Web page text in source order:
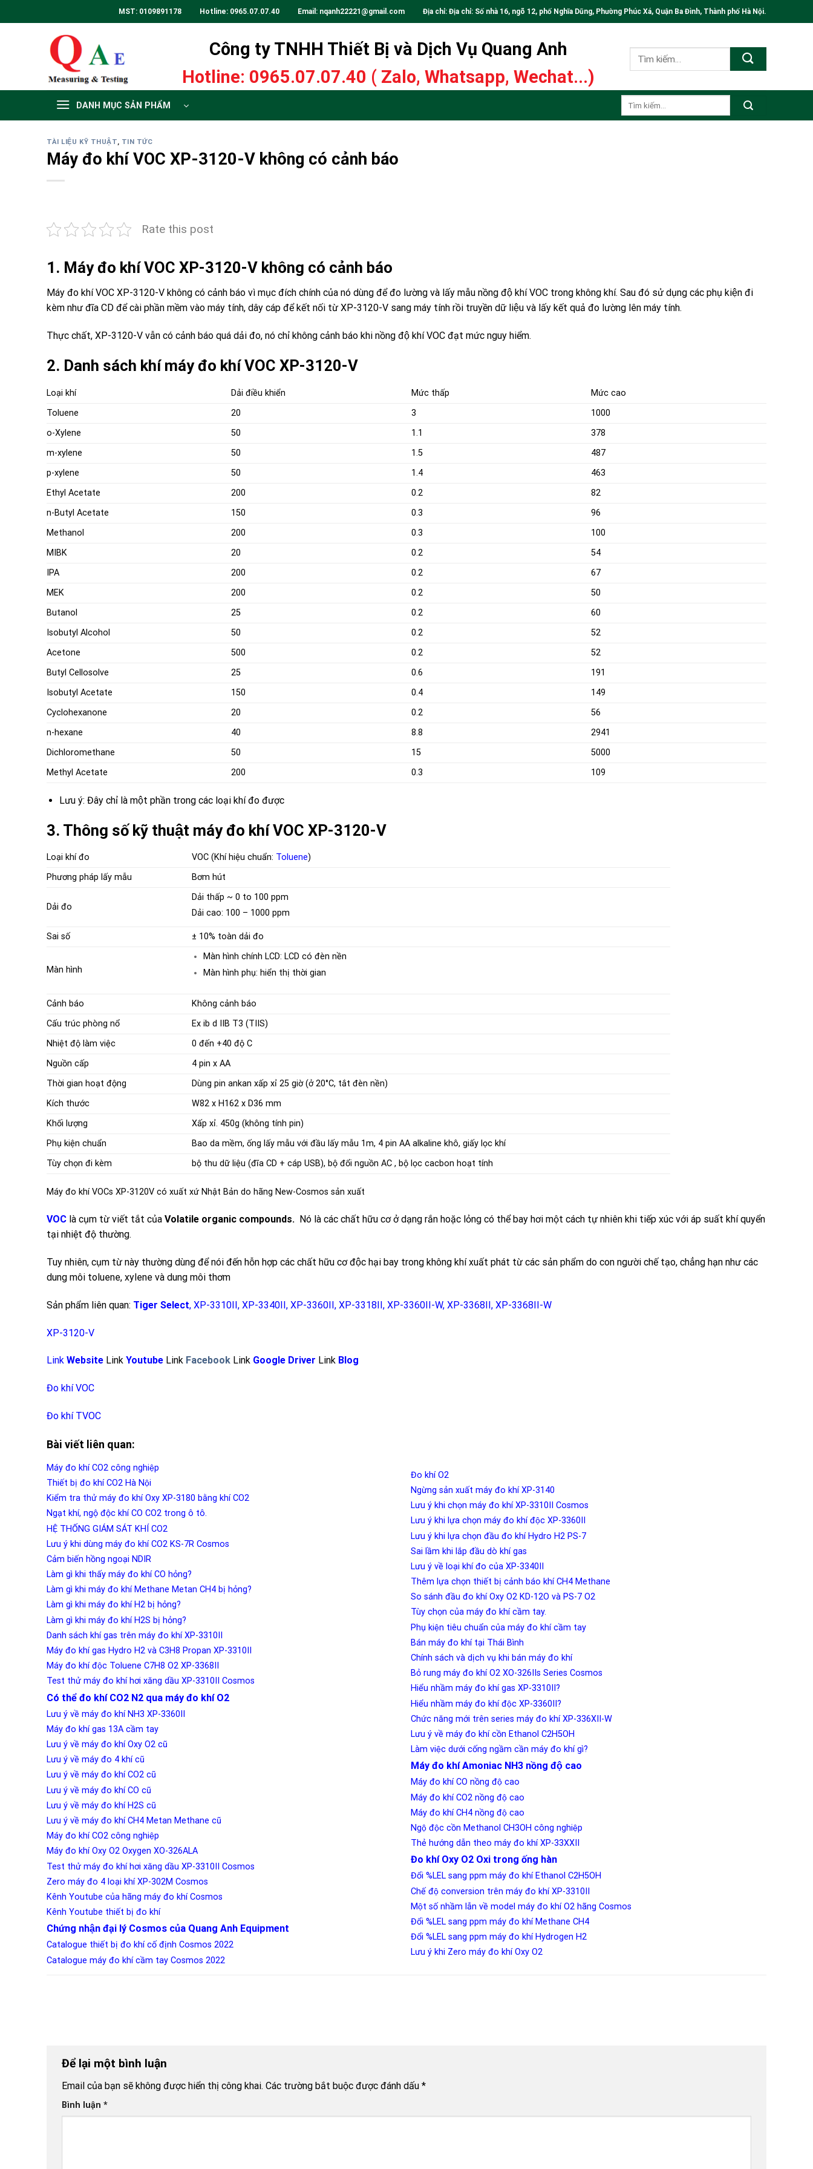
to
MST: 0109891178 Hotline: 0965.07.07.40 Email: nqanh22221@gmail.com Địa chỉ: Địa chỉ: Số nhà 16, ngõ 12, phố Nghĩa Dũng, Phường Phúc Xá, Quận Ba Đình, Thành phố Hà Nội.
Công ty TNHH Thiết Bị và Dịch Vụ Quang Anh
Hotline: 0965.07.07.40 ( Zalo, Whatsapp, Wechat...)
Tìm
DANH MỤC SẢN PHẨM
TÀI LIỆU KỸ THUẬT, TIN TỨC
Máy đo khí VOC XP-3120-V không có cảnh báo
Rate this post
1. Máy đo khí VOC XP-3120-V không có cảnh báo
Máy đo khí VOC XP-3120-V không có cảnh báo vì mục đích chính của nó dùng để đo lường và lấy mẫu nồng độ khí VOC trong không khí. Sau đó sử dụng các phụ kiện đi
kèm như đĩa CD để cài phần mềm vào máy tính, dây cáp để kết nối từ XP-3120-V sang máy tính rồi truyền dữ liệu và lấy kết quả đo lường lên máy tính.
Thực chất, XP-3120-V vẫn có cảnh báo quá dải đo, nó chỉ không cảnh báo khi nồng độ khí VOC đạt mức nguy hiểm.
2. Danh sách khí máy đo khí VOC XP-3120-V
Loại khí Dải điều khiển Mức thấp
Mức cao
Toluene
20 3
1000
o-Xylene
50 1.1
378
m-xylene
50 1.5
487
p-xylene
50 1.4
463
Ethyl Acetate
200 0.2
82
n-Butyl Acetate
150 0.3
96
Methanol
200 0.3
100
MIBK
20 0.2
54
IPA
200 0.2
67
MEK
200 0.2
50
Butanol
25 0.2
60
Isobutyl Alcohol
50 0.2
52
Acetone
500 0.2
52
Butyl Cellosolve
25 0.6
191
Isobutyl Acetate
150 0.4
149
Cyclohexanone
20 0.2
56
n-hexane
40 8.8
2941
Dichloromethane
50 15
5000
Methyl Acetate
200 0.3 109
Lưu ý: Đây chỉ là một phần trong các loại khí đo được
3. Thông số kỹ thuật máy đo khí VOC XP-3120-V
Loại khí đo VOC (Khí hiệu chuẩn: Toluene)
Phương pháp lấy mẫu
Bơm hút
Dải đo
Dải thấp ~ 0 to 100ppm
Dải cao: 100 – 1000 ppm
Sai số ± 10% toàn dải đo
Màn hình
Màn hình chính LCD: LCD có đèn nền
Màn hình phụ: hiển thị thời gian
Cảnh báo
Không cảnh báo
Cấu trúc phòng nổ
Ex ib d IIB T3 (TIIS)
Nhiệt độ làm việc
0 đến +40 độ C
Nguồn cấp
4pin x AA
Thời gian hoạt động
Dùng pin ankan xấp xỉ 25 giờ (ở 20°C, tắt đèn nền)
Kích thước
W82 x H162 x D36 mm
Khối lượng
Xấp xỉ. 450g (không tính pin)
Phụ kiện chuẩn
Bao da mềm,ống lấy mẫu với đầu lấy mẫu 1m, 4 pin AA alkaline khô,giấy lọc khí
Tùy chọn đi kèm
bộ thu dữ liệu (đĩa CD + cáp USB), bộ đổi nguồn AC , bộ lọc cacbon hoạt tính
Máy đo khí VOCs XP-3120V có xuất xứ Nhật Bản do hãng New-Cosmos sản xuất
VOC là cụm từ viết tắt của Volatile organic compounds. Nó là các chất hữu cơ ở dạng rắn hoặc lỏng có thể bay hơi một cách tự nhiên khi tiếp xúc với áp suất khí quyển
tại nhiệt độ thường.
Tuy nhiên, cụm từ này thường dùng để nói đến hỗn hợp các chất hữu cơ độc hại bay trong không khí xuất phát từ các sản phẩm do con người chế tạo, chẳng hạn như các
dung môi toluene, xylene và dung môi thơm
Sản phẩm liên quan: Tiger Select, XP-3310II, XP-3340II, XP-3360II, XP-3318II, XP-3360II-W, XP-3368II, XP-3368II-W
XP-3120-V
Link Website Link Youtube Link Facebook Link Google Driver Link Blog
Đo khí VOC
Đo khí TVOC
Bài viết liên quan:
Máy đo khí CO2 công nghiệp
Thiết bị đo khí CO2 Hà Nội
Kiểm tra thử máy đo khí Oxy XP-3180 bằng khí CO2
Ngạt khí, ngộ độc khí CO CO2 trong ô tô.
HỆ THỐNG GIÁM SÁT KHÍ CO2
Lưu ý khi dùng máy đo khí CO2 KS-7R Cosmos
Cảm biến hồng ngoại NDIR
Làm gì khi thấy máy đo khí CO hỏng?
Làm gì khi máy đo khí Methane Metan CH4 bị hỏng?
Làm gì khi máy đo khí H2 bị hỏng?
Làm gì khi máy đo khí H2S bị hỏng?
Danh sách khí gas trên máy đo khí XP-3310II
Máy đo khí gas Hydro H2 và C3H8 Propan XP-3310II
Máy đo khí độc Toluene C7H8 O2 XP-3368II
Test thử máy đo khí hơi xăng dầu XP-3310II Cosmos
Có thể đo khí CO2 N2 qua máy đo khí O2
Lưu ý về máy đo khí NH3 XP-3360II
Máy đo khí gas 13A cầm tay
Lưu ý về máy đo khí Oxy O2 cũ
Lưu ý về máy đo 4 khí cũ
Lưu ý về máy đo khí CO2 cũ
Lưu ý về máy đo khí CO cũ
Lưu ý về máy đo khí H2S cũ
Lưu ý về máy đo khí CH4 Metan Methane cũ
Máy đo khí CO2 công nghiệp
Máy đo khí Oxy O2 Oxygen XO-326ALA
Test thử máy đo khí hơi xăng dầu XP-3310II Cosmos
Zero máy đo 4 loại khí XP-302M Cosmos
Kênh Youtube của hãng máy đo khí Cosmos
Kênh Youtube thiết bị đo khí
Chứng nhận đại lý Cosmos của Quang Anh Equipment
Catalogue thiết bị đo khí cố định Cosmos 2022
Catalogue máy đo khí cầm tay Cosmos 2022
Đo khí O2
Ngừng sản xuất máy đo khí XP-3140
Lưu ý khi chọn máy đo khí XP-3310II Cosmos
Lưu ý khi lựa chọn máy đo khí độc XP-3360II
Lưu ý khi lựa chọn đầu đo khí Hydro H2 PS-7
Sai lầm khi lắp đầu dò khí gas
Lưu ý về loại khí đo của XP-3340II
Thêm lựa chọn thiết bị cảnh báo khí CH4 Methane
So sánh đầu đo khí Oxy O2 KD-12O và PS-7 O2
Tùy chọn của máy đo khí cầm tay.
Phụ kiện tiêu chuẩn của máy đo khí cầm tay
Bán máy đo khí tại Thái Bình
Chính sách và dịch vụ khi bán máy đo khí
Bỏ rung máy đo khí O2 XO-326IIs Series Cosmos
Hiểu nhầm máy đo khí gas XP-3310II?
Hiểu nhầm máy đo khí độc XP-3360II?
Chức năng mới trên series máy đo khí XP-336XII-W
Lưu ý về máy đo khí cồn Ethanol C2H5OH
Làm việc dưới cống ngầm cần máy đo khí gì?
Máy đo khí Amoniac NH3 nồng độ cao
Máy đo khí CO nồng độ cao
Máy đo khí CO2 nồng độ cao
Máy đo khí CH4 nồng độ cao
Ngộ độc cồn Methanol CH3OH công nghiệp
Thẻ hướng dẫn theo máy đo khí XP-33XXII
Đo khí Oxy O2 Oxi trong ống hàn
Đổi %LEL sang ppm máy đo khí Ethanol C2H5OH
Chế độ conversion trên máy đo khí XP-3310II
Một số nhầm lẫn về model máy đo khí O2 hãng Cosmos
Đổi %LEL sang ppm máy đo khí Methane CH4
Đổi %LEL sang ppm máy đo khí Hydrogen H2
Lưu ý khi Zero máy đo khí Oxy O2
Để lại một bình luận
Email của bạn sẽ không được hiển thị công khai. Các trường bắt buộc được đánh dấu *
Bình luận *